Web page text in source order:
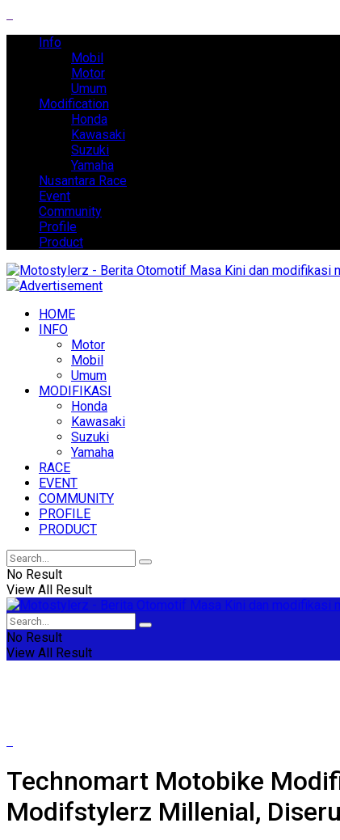
Info
Mobil
Motor
Umum
Modification
Honda
Kawasaki
Suzuki
Yamaha
Nusantara Race
Event
Community
Profile
Product
HOME
INFO
Motor
Mobil
Umum
MODIFIKASI
Honda
Kawasaki
Suzuki
Yamaha
RACE
EVENT
COMMUNITY
PROFILE
PRODUCT
No Result
View All Result
No Result
View All Result
Technomart Motobike
Modifstylerz Millenial,